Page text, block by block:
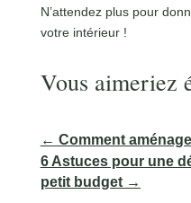
N’attendez plus pour
votre intérieur !
Vous aimeriez
← Comment
6 Astuces pour une
petit budget→